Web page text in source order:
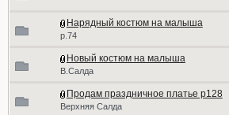
Нарядный костюм на малыша
р.74
Новый костюм на малыша
В.Салда
Продам праздничное платье р128
Верхняя Салда